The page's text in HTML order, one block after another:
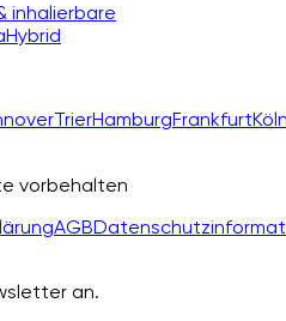
inhalierbare
Hybrid
TrierHamburgFrankfurt
vorbehalten
AGB
an.